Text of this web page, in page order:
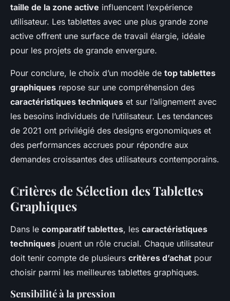
taille de la zone active influencent l’expérience
utilisateur. Les tablettes avec une plus grande zone
active offrent une surface de travail élargie, idéale
pour les projets de grande envergure.
Pour conclure, le choix d’un modèle de top tablettes
graphiques repose sur une compréhension des
caractéristiques techniques et sur l’alignement avec
les besoins individuels de l’utilisateur. Les tendances
de 2021 ont privilégié des designs ergonomiques et
des performances accrues pour répondre aux
demandes croissantes des utilisateurs contemporains.
Critères de Sélection des Tablettes
Graphiques
Dans le comparatif tablettes, les caractéristiques
techniques jouent un rôle crucial. Chaque utilisateur
doit tenir compte de plusieurs critères d’achat pour
choisir parmi les meilleures tablettes graphiques.
Sensibilité à la pression